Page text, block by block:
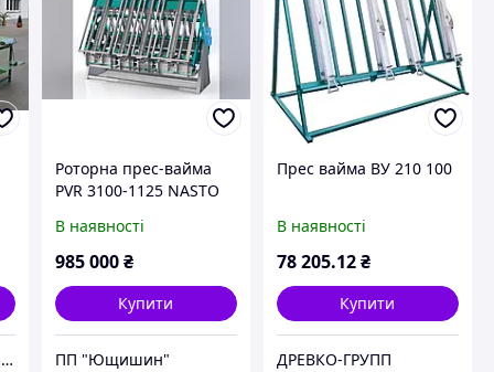
F-Z UKRAINE тм «Фора Захід»
Роторна прес-вайма
PVR 3100-1125 NASTO
В наявності
985 000 ₴
Купити
ПП "Ющишин"
Прес вайма ВУ 210 100
В наявності
78 205.12₴
Купити
ДРЕВКО-ГРУПП